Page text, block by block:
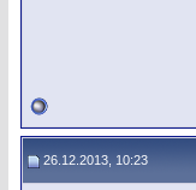
26.12.2013, 10:23